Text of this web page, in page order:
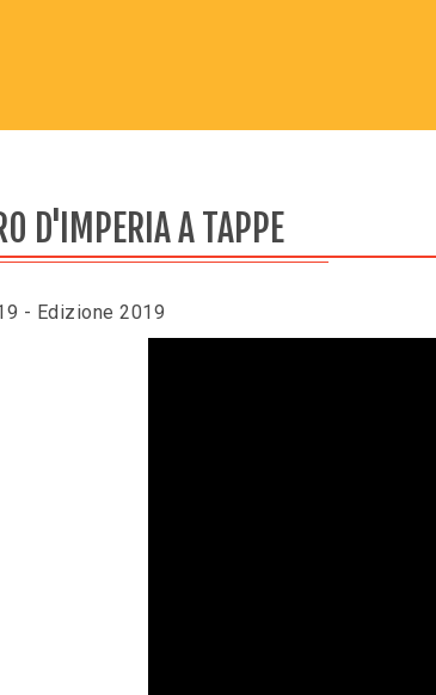
D'IMPERIA A TAPPE
- Edizione 2019